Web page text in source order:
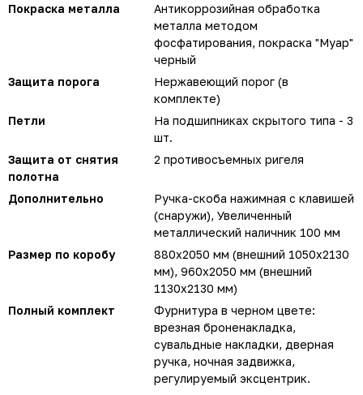
Покраска металла
Антикоррозийная обработка
металла методом
фосфатирования, покраска "Муар"
черный
Защита порога
Нержавеющий порог (в
комплекте)
Петли
На подшипниках скрытого типа - 3
шт.
Защита от снятия
полотна
2 противосъемных ригеля
Дополнительно
Ручка-скоба нажимная с клавишей
(снаружи), Увеличенный
металлический наличник 100 мм
Размер по коробу
880х2050 мм (внешний 1050х2130
мм), 960х2050 мм (внешний
1130х2130 мм)
Полный комплект
Фурнитура в черном цвете:
врезная броненакладка,
сувальдные накладки, дверная
ручка, ночная задвижка,
регулируемый эксцентрик.